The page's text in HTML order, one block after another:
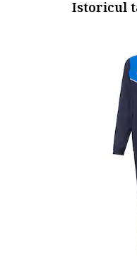
Istoricul